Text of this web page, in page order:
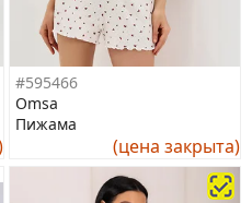
#595466
Omsa
Пижама
(цена закрыта)